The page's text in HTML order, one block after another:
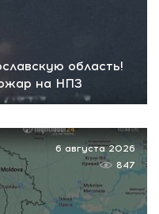
область!
на НПЗ
6 августа 2026
847